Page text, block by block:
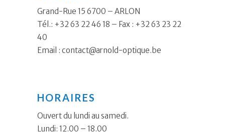
Grand-Rue 15 6700 – ARLON
Tél.: +32 63 22 46 18 – Fax : +32 63 23 22
40
Email : contact@arnold-optique.be
HORAIRES
Ouvert du lundi au samedi.
Lundi: 12.00 – 18.00